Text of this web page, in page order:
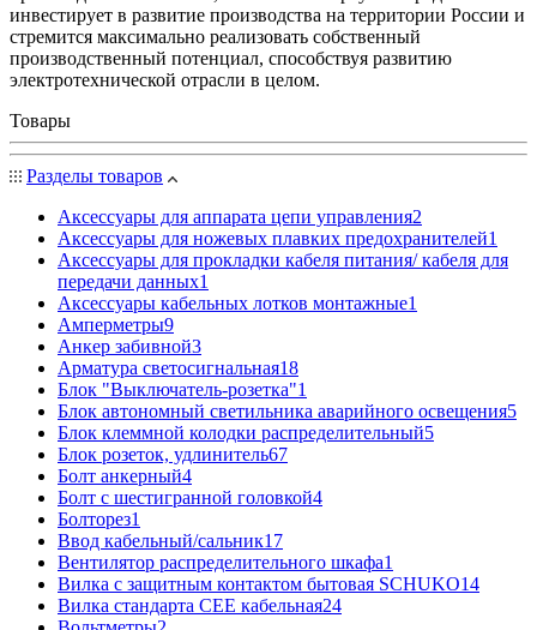
инвестирует в развитие производства на территории России и
стремится максимально реализовать собственный
производственный потенциал, способствуя развитию
электротехнической отрасли в целом.
Товары
Разделы товаров
Аксессуары для аппарата цепи управления2
Аксессуары для ножевых плавких предохранителей1
Аксессуары для прокладки кабеля питания/ кабеля для
передачи данных1
Аксессуары кабельных лотков монтажные1
Амперметры9
Анкер забивной3
Арматура светосигнальная18
Блок "Выключатель-розетка"1
Блок автономный светильника аварийного освещения5
Блок клеммной колодки распределительный5
Блок розеток, удлинитель67
Болт анкерный4
Болт с шестигранной головкой4
Болторез1
Ввод кабельный/сальник17
Вентилятор распределительного шкафа1
Вилка с защитным контактом бытовая SCHUKO14
Вилка стандарта CEE кабельная24